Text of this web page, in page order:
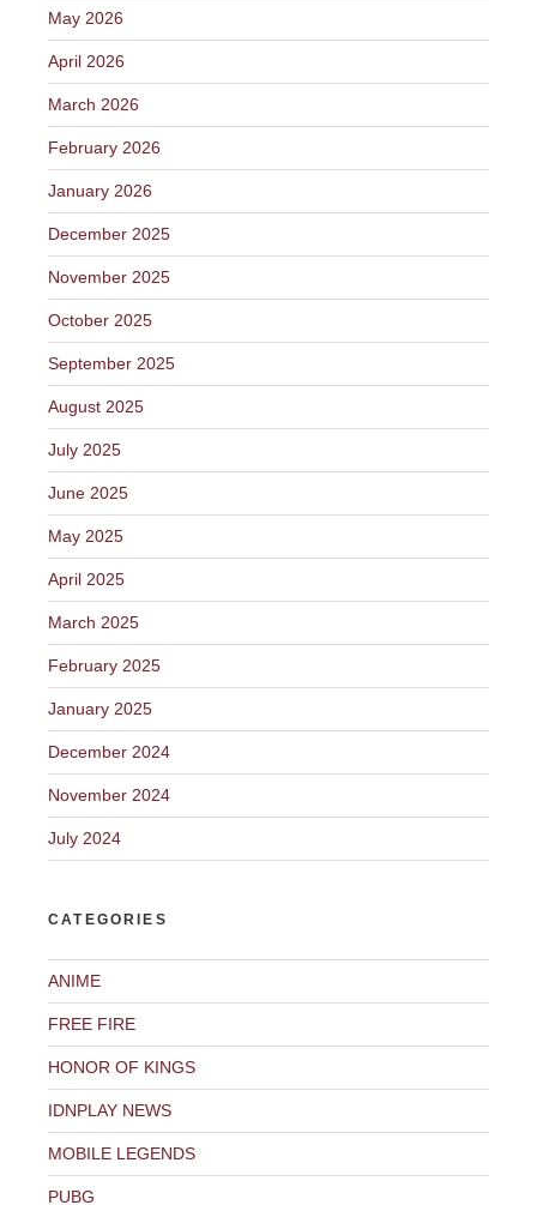
May 2026
April 2026
March 2026
February 2026
January 2026
December 2025
November 2025
October 2025
September 2025
August 2025
July 2025
June 2025
May 2025
April 2025
March 2025
February 2025
January 2025
December 2024
November 2024
July 2024
CATEGORIES
ANIME
FREE FIRE
HONOR OF KINGS
IDNPLAY NEWS
MOBILE LEGENDS
PUBG